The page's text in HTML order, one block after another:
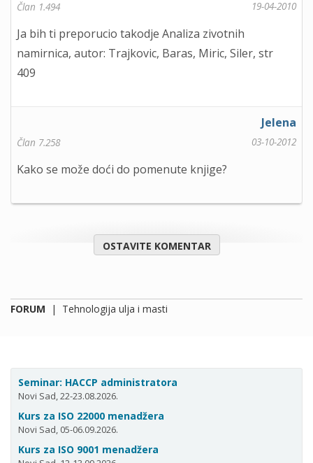
Član 1.494 19-04-2010
Ja bih ti preporucio takodje Analiza zivotnih
namirnica, autor: Trajkovic, Baras, Miric, Siler, str
409
Jelena
Član 7.258 03-10-2012
Kako se može doći do pomenute knjige?
OSTAVITE KOMENTAR
FORUM | Tehnologija ulja i masti
Seminar: HACCP administratora
Novi Sad, 22-23.08.2026.
Kurs za ISO 22000 menadžera
Novi Sad, 05-06.09.2026.
Kurs za ISO 9001 menadžera